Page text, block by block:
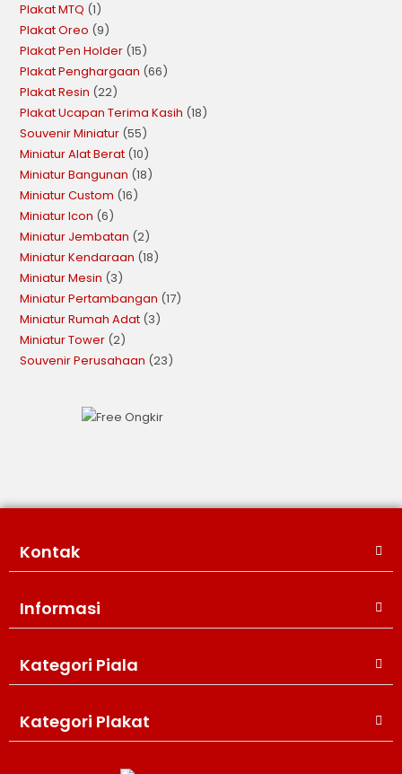
Plakat MTQ 1
Plakat Oreo 9
Plakat Pen Holder 15
Plakat Penghargaan 66
Plakat Resin 22
Plakat Ucapan Terima Kasih 18
Souvenir Miniatur 55
Miniatur Alat Berat 10
Miniatur Bangunan 18
Miniatur Custom 16
Miniatur Icon 6
Miniatur Jembatan 2
Miniatur Kendaraan 18
Miniatur Mesin 3
Miniatur Pertambangan 17
Miniatur Rumah Adat 3
Miniatur Tower 2
Souvenir Perusahaan 23
Kontak
Informasi
Kategori Piala
Kategori Plakat
Create The Impression